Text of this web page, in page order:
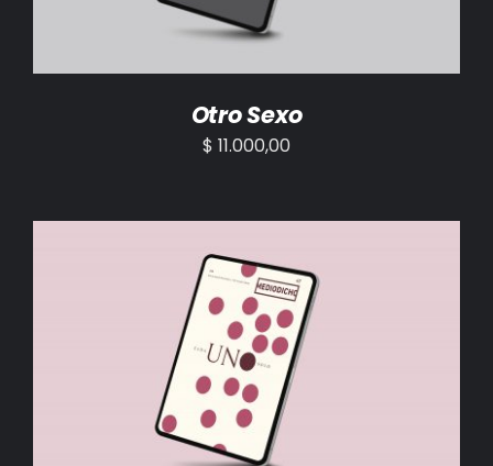
Otro Sexo
$ 11.000,00
AÑADIR AL CARRITO /